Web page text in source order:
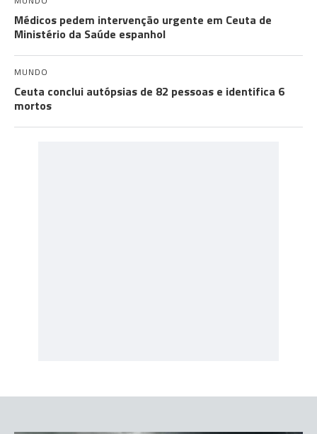
Médicos pedem intervenção urgente em Ceuta de
Ministério da Saúde espanhol
MUNDO
Ceuta conclui autópsias de 82 pessoas e identifica 6
mortos